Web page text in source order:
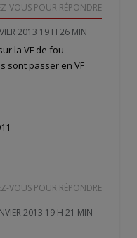
VOUS POUR RÉPONDRE
2013 19 H 26 MIN
la VF de fou
sont passer en VF
VOUS POUR RÉPONDRE
2013 19 H 21 MIN